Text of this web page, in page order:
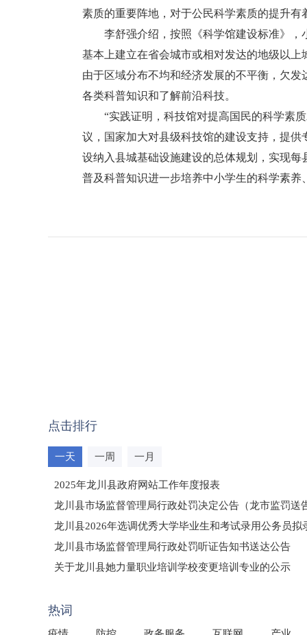
素质的重要阵地，对于公民科学素质的提升有
李舒强介绍，按照《科学馆建设标准》，
基本上建立在省会城市或相对发达的地级以
由于区域分布不均和经济发展的不平衡，欠
各类科普知识和了解前沿科技。
“实践证明，科技馆对提高国民的科学素质
议，国家加大对县级科技馆的建设支持，提
设纳入县城基础设施建设的总体规划，实现
普及科普知识进一步培养中小学生的科学素
点击排行
一天 一周 一月
2025年龙川县政府网站工作年度报表
龙川县市场监督管理局行政处罚决定公告（龙市监罚送
龙川县2026年选调优秀大学毕业生和考试录用公务员拟
龙川县市场监督管理局行政处罚听证告知书送达公告
（龙市监罚送告〔2026〕71号）
关于龙川县她力量职业培训学校变更培训专业的公示
热词